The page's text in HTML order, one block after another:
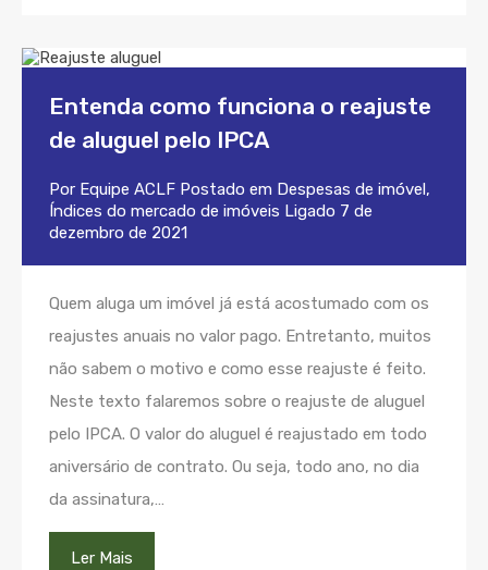
Entenda como funciona o reajuste
de aluguel pelo IPCA
Por Equipe ACLF Postado em Despesas de imóvel,
Índices do mercado de imóveis Ligado 7 de
dezembro de 2021
Quem aluga um imóvel já está acostumado com os
reajustes anuais no valor pago. Entretanto, muitos
não sabem o motivo e como esse reajuste é feito.
Neste texto falaremos sobre o reajuste de aluguel
pelo IPCA. O valor do aluguel é reajustado em todo
aniversário de contrato. Ou seja, todo ano, no dia
da assinatura,…
Ler Mais